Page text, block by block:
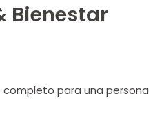
Bienestar
para una persona